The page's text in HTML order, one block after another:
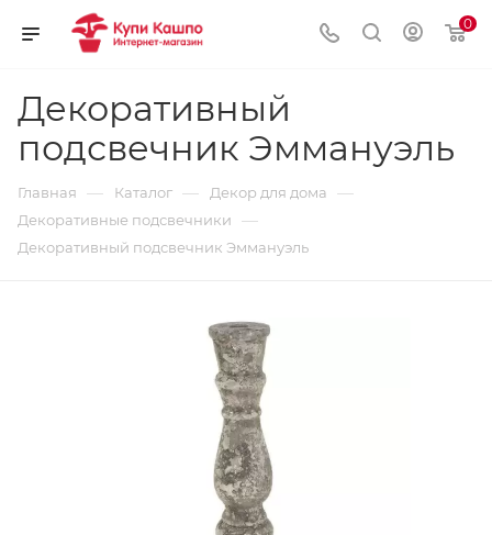
0
Декоративный
подсвечник Эммануэль
Главная — Каталог — Декор для дома —
Декоративные подсвечники —
Декоративный подсвечник Эммануэль